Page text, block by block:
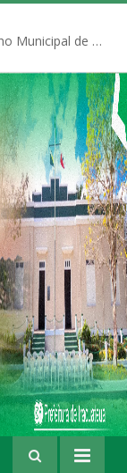
Políticas Municipais aprovadas pelo Conselho Municipal de Educação (CME)